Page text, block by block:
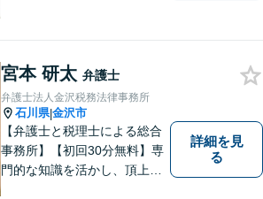
ルも対応可能【メール相談／
ビデオ面談可】【土曜日も対
応】
宮本 研太 弁護士
弁護士法人金沢税務法律事務所
石川県|金沢市
【弁護士と税理士による総合
事務所】【初回30分無料】専
門的な知識を活かし、頂上＝
詳細を見
る